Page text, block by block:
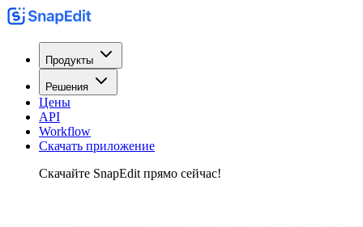
Продукты
Решения
Цены
API
Workflow
Скачать приложение
Скачайте SnapEdit прямо сейчас!